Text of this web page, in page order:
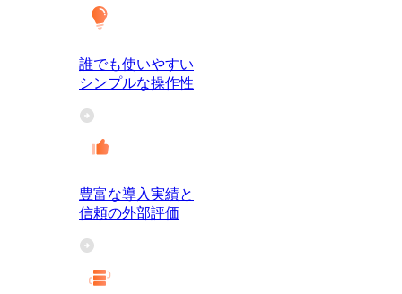
誰でも使いやすい
シンプルな操作性
豊富な導入実績と
信頼の外部評価